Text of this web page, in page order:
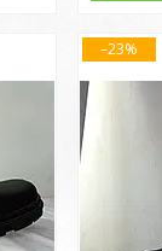
–23%